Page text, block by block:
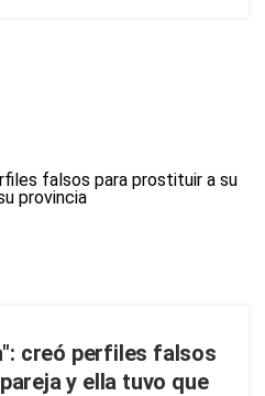
creó perfiles falsos
y ella tuvo que